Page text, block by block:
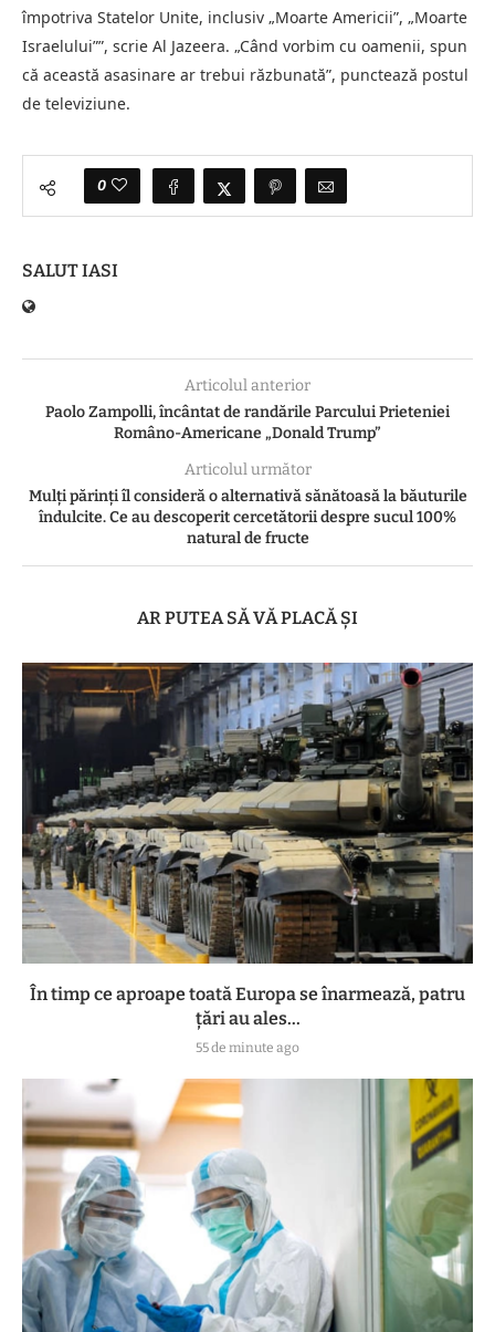
împotriva Statelor Unite, inclusiv „Moarte Americii”, „Moarte
Israelului””, scrie Al Jazeera. „Când vorbim cu oamenii, spun
că această asasinare ar trebui răzbunată”, punctează postul
de televiziune.
0
SALUT IASI
Articolul anterior
Paolo Zampolli, încântat de randările Parcului Prieteniei
Româno-Americane „Donald Trump”
Articolul următor
Mulți părinți îl consideră o alternativă sănătoasă la băuturile
îndulcite. Ce au descoperit cercetătorii despre sucul 100%
natural de fructe
AR PUTEA SĂ VĂ PLACĂ ȘI
În timp ce aproape toată Europa se înarmează, patru
ţări au ales...
55 de minute ago